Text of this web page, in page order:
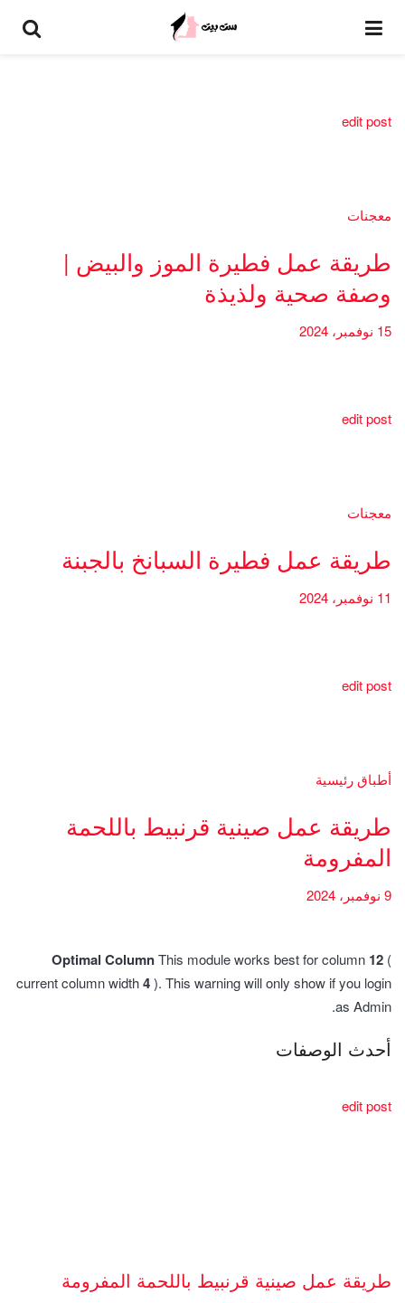
edit post
معجنات
طريقة عمل فطيرة الموز والبيض |
وصفة صحية ولذيذة
15 نوفمبر، 2024
edit post
معجنات
طريقة عمل فطيرة السبانخ بالجبنة
11 نوفمبر، 2024
edit post
أطباق رئيسية
طريقة عمل صينية قرنبيط باللحمة
المفرومة
9 نوفمبر، 2024
Optimal ColumnThis module works best for column 12 (
current column width4). This warning will only show if you login
as Admin.
أحدث الوصفات
edit post
طريقة عمل صينية قرنبيط باللحمة المفرومة